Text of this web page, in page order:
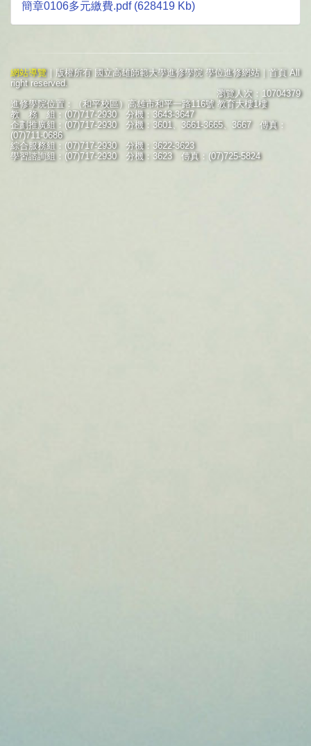
簡章0106多元繳費.pdf (628419 Kb)
網站導覽｜版權所有 國立高雄師範大學進修學院 學位進修網站｜首頁 All
right reserved.
瀏覽人次：10704379
進修學院位置：（和平校區）高雄市和平一路116號 教育大樓1樓
教 務 組：(07)717-2930 分機：3643-3647
企劃推廣組：(07)717-2930 分機：3601、3661-3665、3667 傳真：
(07)711-0686
綜合服務組：(07)717-2930 分機：3622-3623
學習諮詢組：(07)717-2930 分機：3623 傳真：(07)725-5824